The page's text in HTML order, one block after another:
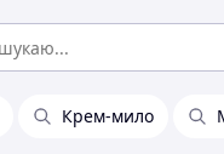
Крем-мило